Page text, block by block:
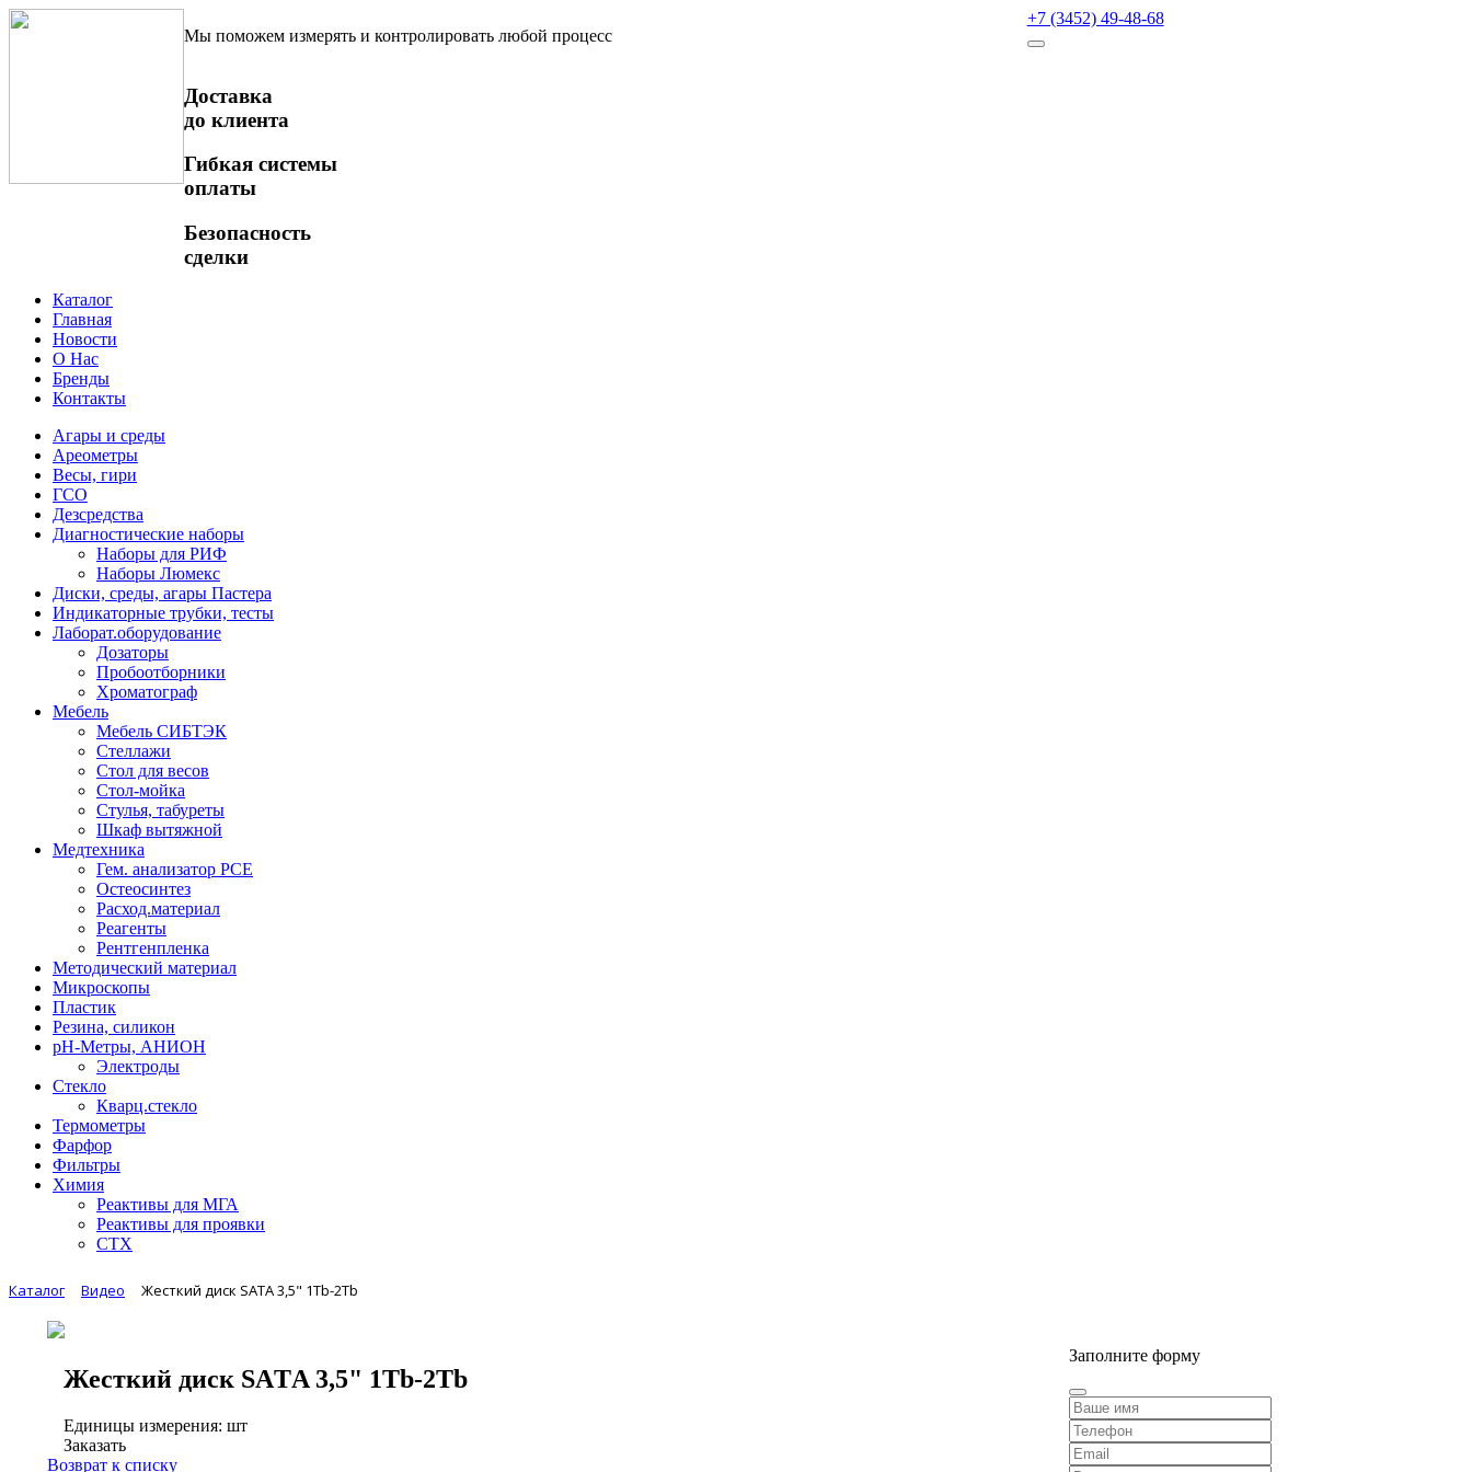
Мы поможем измерять и контролировать любой процесс
+7 (3452) 49-48-68
Доставка
до клиента
Гибкая системы
оплаты
Безопасность
сделки
Каталог
Главная
Новости
О Нас
Бренды
Контакты
Агары и среды
Ареометры
Весы, гири
ГСО
Дезсредства
Диагностические наборы
Наборы для РИФ
Наборы Люмекс
Диски, среды, агары Пастера
Индикаторные трубки, тесты
Лаборат.оборудование
Дозаторы
Пробоотборники
Хроматограф
Мебель
Мебель СИБТЭК
Стеллажи
Стол для весов
Стол-мойка
Стулья, табуреты
Шкаф вытяжной
Медтехника
Гем. анализатор РСЕ
Остеосинтез
Расход.материал
Реагенты
Рентгенпленка
Методический материал
Микроскопы
Пластик
Резина, силикон
рН-Метры, АНИОН
Электроды
Стекло
Кварц.стекло
Термометры
Фарфор
Фильтры
Химия
Реактивы для МГА
Реактивы для проявки
СТХ
Каталог Видео Жесткий диск SAТA 3,5" 1Тb-2Tb
Жесткий диск SAТA 3,5" 1Тb-2Tb
Единицы измерения: шт
Заказать
Возврат к списку
Заполните форму